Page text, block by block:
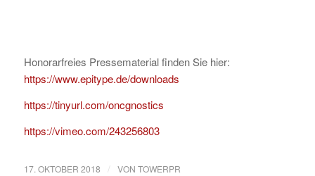
Honorarfreies Pressematerial finden Sie hier:
https://www.epitype.de/downloads
https://tinyurl.com/oncgnostics
https://vimeo.com/243256803
17. OKTOBER 2018 / VON TOWERPR